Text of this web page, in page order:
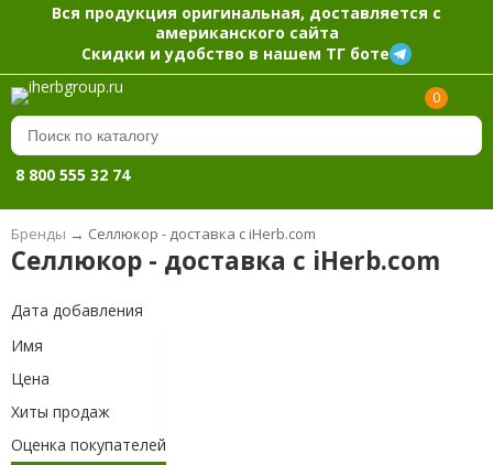
Вся продукция оригинальная, доставляется с
американского сайта
Скидки и удобство в нашем ТГ боте
0
8 800 555 32 74
Бренды → Селлюкор - доставка с iHerb.com
Селлюкор - доставка с iHerb.com
Дата добавления
Имя
Цена
Хиты продаж
Оценка покупателей